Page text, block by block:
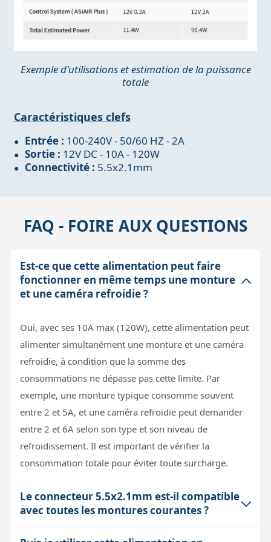
Exemple d'utilisations et estimation de la puissance
totale
Caractéristiques clefs
Entrée : 100-240V - 50/60 HZ - 2A
Sortie : 12V DC - 10A - 120W
Connectivité : 5.5x2.1mm
FAQ - FOIRE AUX QUESTIONS
Est-ce que cette alimentation peut faire
fonctionner en même temps une monture
et une caméra refroidie ?
Oui, avec ses 10A max (120W), cette alimentation peut
alimenter simultanément une monture et une caméra
refroidie, à condition que la somme des
consommations ne dépasse pas cette limite. Par
exemple, une monture typique consomme souvent
entre 2 et 5A, et une caméra refroidie peut demander
entre 2 et 6A selon son type et son niveau de
refroidissement. Il est important de vérifier la
consommation totale pour éviter toute surcharge.
Le connecteur 5.5x2.1mm est-il compatible
avec toutes les montures courantes ?